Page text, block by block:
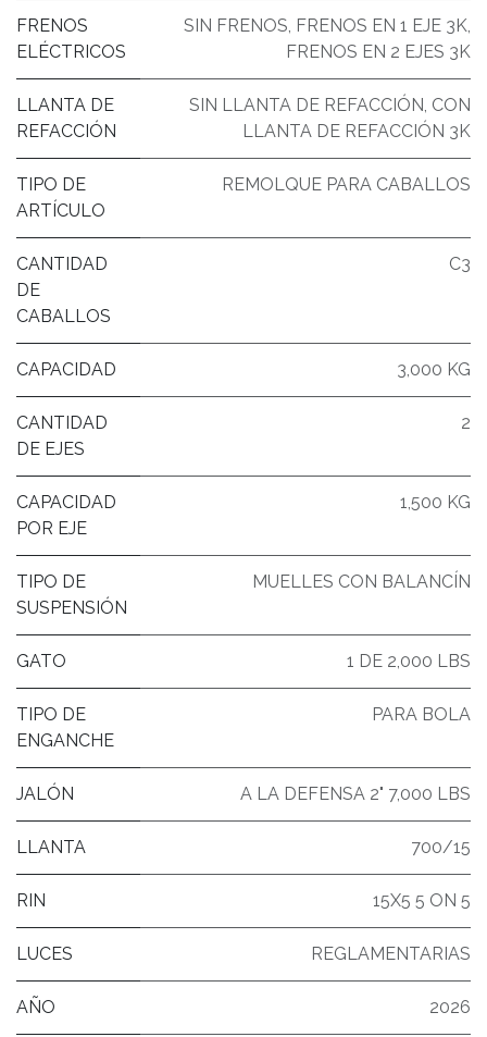
FRENOS
ELÉCTRICOS
SIN FRENOS, FRENOS EN 1 EJE 3K,
FRENOS EN 2 EJES 3K
LLANTA DE
REFACCIÓN
SIN LLANTA DE REFACCIÓN, CON
LLANTA DE REFACCIÓN 3K
TIPO DE
ARTÍCULO
REMOLQUE PARA CABALLOS
CANTIDAD
DE
CABALLOS
C3
CAPACIDAD 3,000 KG
CANTIDAD
DE EJES
2
CAPACIDAD
POR EJE
1,500 KG
TIPO DE
SUSPENSIÓN
MUELLES CON BALANCÍN
GATO 1 DE 2,000 LBS
TIPO DE
ENGANCHE
PARA BOLA
JALÓN A LA DEFENSA 2" 7,000 LBS
LLANTA 700/15
RIN 15X5 5 ON 5
LUCES REGLAMENTARIAS
AÑO 2026